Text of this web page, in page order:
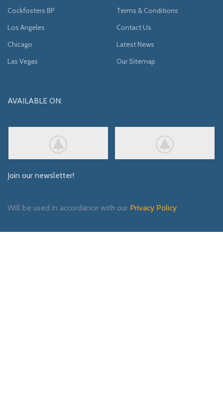
Cockfosters BP
Los Angeles
Chicago
Las Vegas
Terms & Conditions
Contact Us
Latest News
Our Sitemap
AVAILABLE ON:
Join our newsletter!
Will be used in accordance with our Privacy Policy